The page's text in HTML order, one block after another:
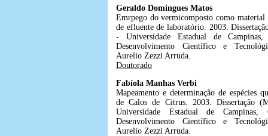
Geraldo Domingues Matos
Emrpego do vermicomposto como material
de efluente de laboratório. 2003.
- Universidade Estadual de
Desenvolvimento Científico e
Aurelio Zezzi Arruda.
Doutorado
Fabíola Manhas Verbi
Mapeamento e determinação de espécies
de Calos de Citrus. 2003. Dissertação
Universidade Estadual de Campinas,
Desenvolvimento Científico e
Aurelio Zezzi Arruda.